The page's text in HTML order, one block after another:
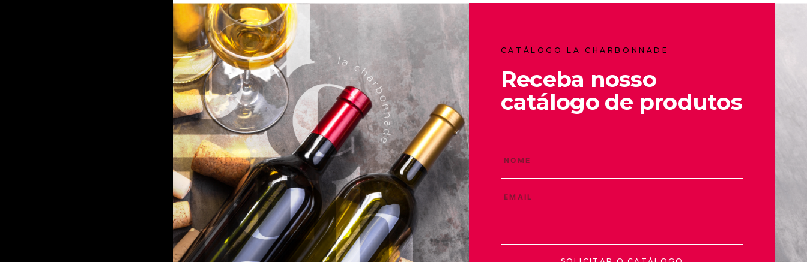
CATÁLOGO LA CHARBONNADE
Receba nosso
catálogo de produtos